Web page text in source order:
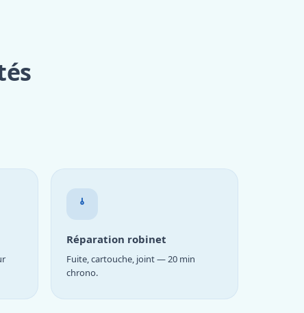
Réparation robinet
Fuite, cartouche, joint — 20 min
chrono.